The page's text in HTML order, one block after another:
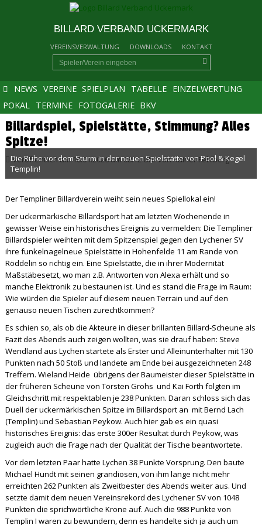
BILLARD VERBAND UCKERMARK
VEREINSVERWALTUNG DOWNLOADS KONTAKT
NEWS VEREINE SPIELPLAN TABELLE EINZELWERTUNG
POKAL TERMINE FOTOGALERIE BKV
Billardspiel, Spielstätte, Stimmung? Alles
Spitze!
veröffentlich am 16.01.2026 um 08.12 Uhr von Rainer Fehlberg
Die Ruhe vor dem Sturm in der neuen Spielstätte von Pool & Kegel
Templin!
Der Templiner Billardverein weiht sein neues Spiellokal ein!
Der uckermärkische Billardsport hat am letzten Wochenende in
gewisser Weise ein historisches Ereignis zu vermelden: Die Templiner
Billardspieler weihten mit dem Spitzenspiel gegen den Lychener SV
ihre funkelnagelneue Spielstätte in Hohenfelde 11 am Rande von
Röddelin so richtig ein. Eine Spielstätte, die in ihrer Modernität
Maßstäbesetzt, wo man z.B. Antworten von Alexa erhält und so
manche Elektronik zu bestaunen ist. Und es stand die Frage im Raum:
Wie würden die Spieler auf diesem neuen Terrain und auf den
genauso neuen Tischen zurechtkommen?
Es schien so, als ob die Akteure in dieser brillanten Billard-Scheune als
Fazit des Abends auch zeigen wollten, was sie drauf haben: Steve
Wendland aus Lychen startete als Erster und Alleinunterhalter mit 130
Punkten nach 50 Stoß und landete am Ende bei ausgezeichneten 248
Treffern. Wieland Heide  übrigens der Baumeister dieser Spielstätte in
der früheren Scheune von Torsten Grohs  und Kai Forth folgten im
Gleichschritt mit respektablen je 238 Punkten. Daran schloss sich das
Duell der uckermärkischen Spitze im Billardsport an  mit Bernd Lach
(Templin) und Sebastian Peykow. Auch hier gab es ein quasi
historisches Ereignis: das erste 300er Resultat durch Peykow, was
zugleich auch die Frage nach der Qualität der Tische beantwortete.
Vor dem letzten Paar hatte Lychen 38 Punkte Vorsprung. Den baute
Michael Hundt mit seinen grandiosen, von ihm lange nicht mehr
erreichten 262 Punkten als Zweitbester des Abends weiter aus. Und
setzte damit dem neuen Vereinsrekord des Lychener SV von 1048
Punkten die sprichwörtliche Krone auf. Auch die 988 Punkte von
Templin I waren zu bewundern, denn es handelte sich ja auch um